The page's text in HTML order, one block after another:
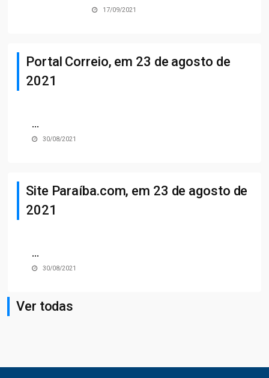
17/09/2021
Portal Correio, em 23 de agosto de
2021
...
30/08/2021
Site Paraíba.com, em 23 de agosto de
2021
...
30/08/2021
Ver todas